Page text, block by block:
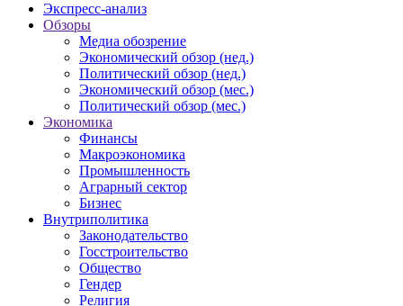
Экспресс-анализ
Обзоры
Медиа обозрение
Экономический обзор (нед.)
Политический обзор (нед.)
Экономический обзор (мес.)
Политический обзор (мес.)
Экономика
Финансы
Макроэкономика
Промышленность
Аграрный сектор
Бизнес
Внутриполитика
Законодательство
Госстроительство
Общество
Гендер
Религия